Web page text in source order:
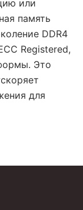
или
память
DDR4
Registered,
Это
для